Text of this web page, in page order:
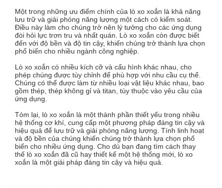
Một trong những ưu điểm chính của lò xo xoắn là khả năng
lưu trữ và giải phóng năng lượng một cách có kiểm soát.
Điều này làm cho chúng trở nên lý tưởng cho các ứng dụng
đòi hỏi lực trơn tru và nhất quán. Lò xo xoắn còn được biết
đến với độ bền và độ tin cậy, khiến chúng trở thành lựa chọn
phổ biến cho nhiều ngành công nghiệp.
Lò xo xoắn có nhiều kích cỡ và cấu hình khác nhau, cho
phép chúng được tùy chỉnh để phù hợp với nhu cầu cụ thể.
Chúng có thể được làm từ nhiều loại vật liệu khác nhau, bao
gồm thép, thép không gỉ và titan, tùy thuộc vào yêu cầu của
ứng dụng.
Tóm lại, lò xo xoắn là một thành phần thiết yếu trong nhiều
hệ thống cơ khí, cung cấp một phương pháp đáng tin cậy và
hiệu quả để lưu trữ và giải phóng năng lượng. Tính linh hoạt
và độ bền của chúng khiến chúng trở thành lựa chọn phổ
biến cho nhiều ứng dụng. Cho dù bạn đang tìm cách thay
thế lò xo xoắn đã cũ hay thiết kế một hệ thống mới, lò xo
xoắn là một giải pháp đáng tin cậy và hiệu quả.